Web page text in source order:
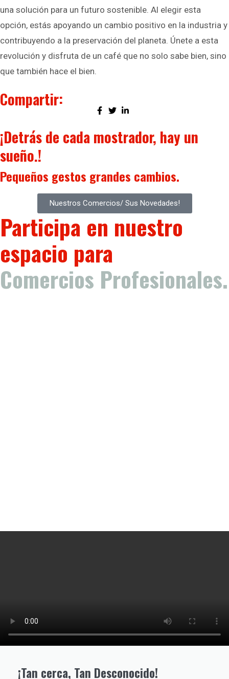
una solución para un futuro sostenible. Al elegir esta
opción, estás apoyando un cambio positivo en la industria y
contribuyendo a la preservación del planeta. Únete a esta
revolución y disfruta de un café que no solo sabe bien, sino
que también hace el bien.
Compartir:
¡Detrás de cada mostrador, hay un
sueño.!
Pequeños gestos grandes cambios.
Nuestros Comercios/ Sus Novedades!
Participa en nuestro
espacio para
Comercios Profesionales.
¡Tan cerca, Tan Desconocido!